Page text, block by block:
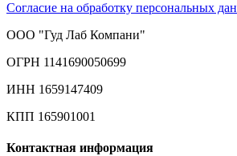
Согласие на обработку персональных
ООО "Гуд Лаб Компани"
ОГРН 1141690050699
ИНН 1659147409
КПП 165901001
Контактная информация